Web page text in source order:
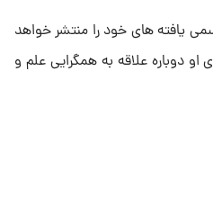
یافته های خود را منتشر خواهد
دوباره علاقه به همگرایی علم و